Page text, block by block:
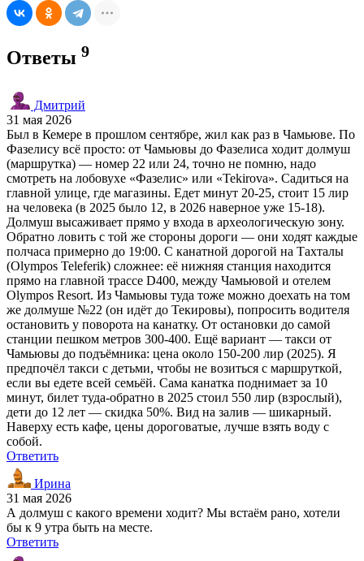
Ответы 9
Дмитрий
31 мая 2026
Был в Кемере в прошлом сентябре, жил как раз в Чамьюве. По
Фазелису всё просто: от Чамьювы до Фазелиса ходит долмуш
(маршрутка) — номер 22 или 24, точно не помню, надо
смотреть на лобовухе «Фазелис» или «Tekirova». Садиться на
главной улице, где магазины. Едет минут 20-25, стоит 15 лир
на человека (в 2025 было 12, в 2026 наверное уже 15-18).
Долмуш высаживает прямо у входа в археологическую зону.
Обратно ловить с той же стороны дороги — они ходят каждые
полчаса примерно до 19:00. С канатной дорогой на Тахталы
(Olympos Teleferik) сложнее: её нижняя станция находится
прямо на главной трассе D400, между Чамьювой и отелем
Olympos Resort. Из Чамьювы туда тоже можно доехать на том
же долмуше №22 (он идёт до Текировы), попросить водителя
остановить у поворота на канатку. От остановки до самой
станции пешком метров 300-400. Ещё вариант — такси от
Чамьювы до подъёмника: цена около 150-200 лир (2025). Я
предпочёл такси с детьми, чтобы не возиться с маршруткой,
если вы едете всей семьёй. Сама канатка поднимает за 10
минут, билет туда-обратно в 2025 стоил 550 лир (взрослый),
дети до 12 лет — скидка 50%. Вид на залив — шикарный.
Наверху есть кафе, цены дороговатые, лучше взять воду с
собой.
Ответить
Ирина
31 мая 2026
А долмуш с какого времени ходит? Мы встаём рано, хотели
бы к 9 утра быть на месте.
Ответить